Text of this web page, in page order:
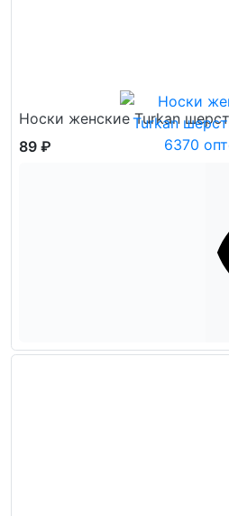
Носки женские Turkan
89 ₽